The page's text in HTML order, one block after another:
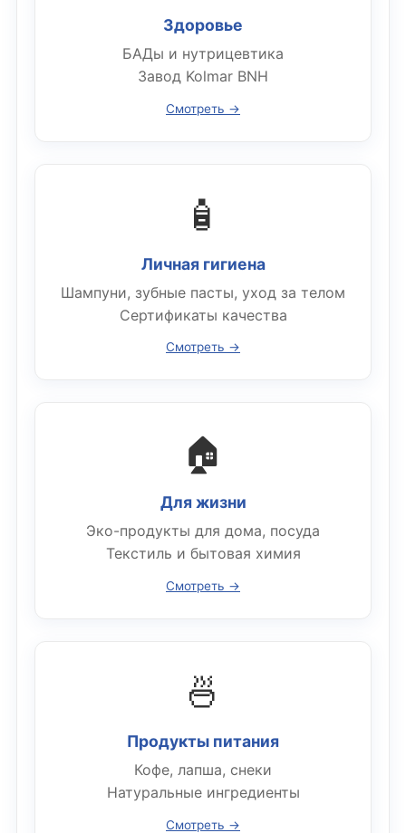
Здоровье
БАДы и нутрицевтика
Завод Kolmar BNH
Смотреть →
🧴
Личная гигиена
Шампуни, зубные пасты, уход за телом
Сертификаты качества
Смотреть →
🏠
Для жизни
Эко-продукты для дома, посуда
Текстиль и бытовая химия
Смотреть →
🍜
Продукты питания
Кофе, лапша, снеки
Натуральные ингредиенты
Смотреть →